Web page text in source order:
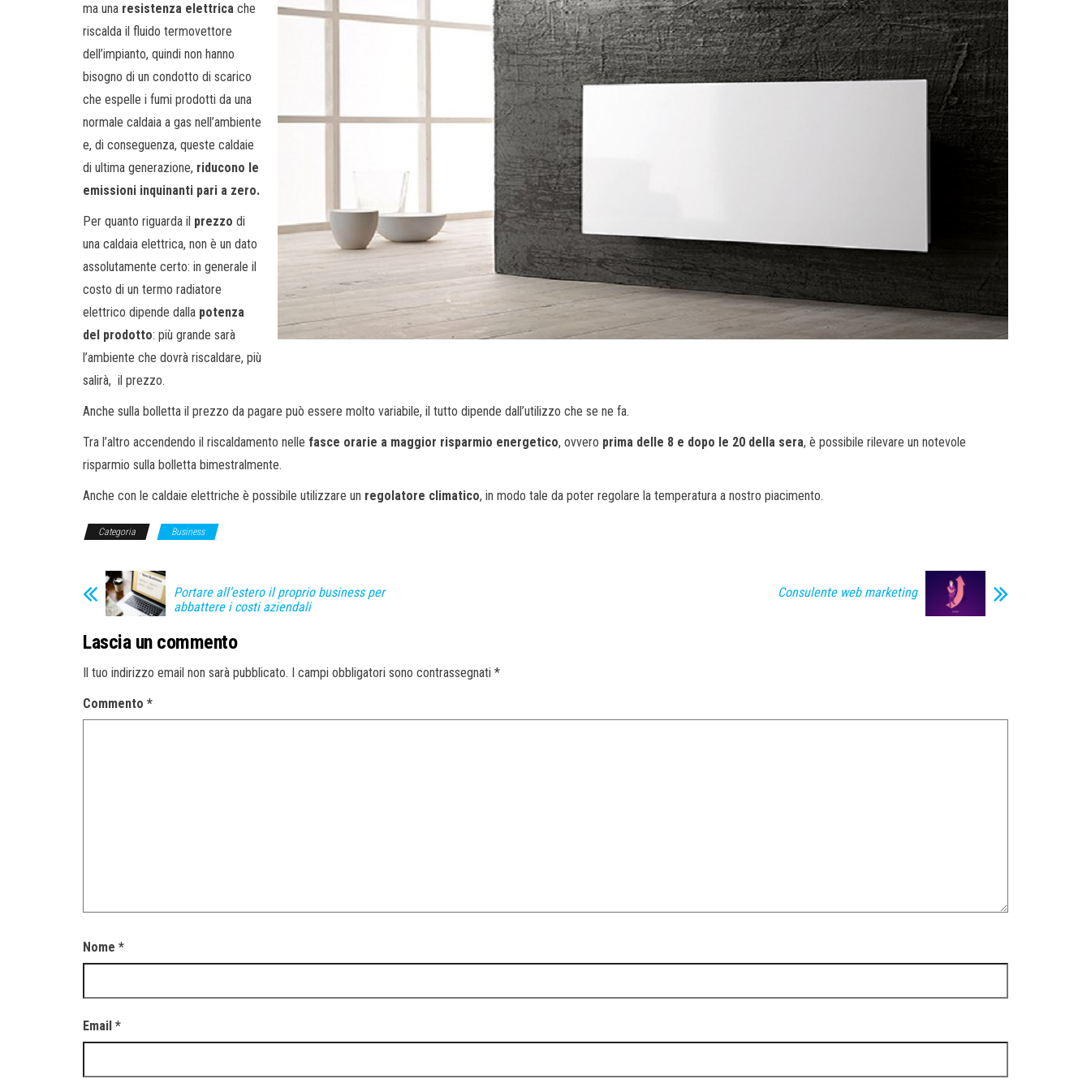
ma una resistenza elettrica che
riscalda il fluido termovettore
dell’impianto, quindi non hanno
bisogno di un condotto di scarico
che espelle i fumi prodotti da una
normale caldaia a gas nell’ambiente
e, di conseguenza, queste caldaie
di ultima generazione, riducono le
emissioni inquinanti pari a zero.
Per quanto riguarda il prezzo di
una caldaia elettrica, non è un dato
assolutamente certo: in generale il
costo di un termo radiatore
elettrico dipende dalla potenza
del prodotto: più grande sarà
l’ambiente che dovrà riscaldare, più
salirà, il prezzo.
Anche sulla bolletta il prezzo da pagare può essere molto variabile, il tutto dipende dall’utilizzo che se ne fa.
Tra l’altro accendendo il riscaldamento nelle fasce orarie a maggior risparmio energetico, ovvero prima delle 8 e dopo le 20 della sera, è possibile rilevare un notevole
risparmio sulla bolletta bimestralmente.
Anche con le caldaie elettriche è possibile utilizzare un regolatore climatico, in modo tale da poter regolare la temperatura a nostro piacimento.
Categoria Business
Portare all’estero il proprio business per
abbattere i costi aziendali
Consulente web marketing
Lascia un commento
Il tuo indirizzo email non sarà pubblicato. I campi obbligatori sono contrassegnati *
Commento *
Nome *
Email *